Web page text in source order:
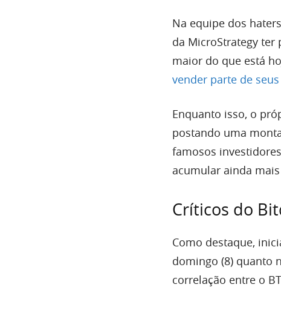
Na equipe dos
da MicroStrategy
maior do que está
vender parte de
Enquanto isso, o
postando uma
famosos
acumular ainda
Críticos do
Como destaque,
domingo (8) quanto
correlação entre o